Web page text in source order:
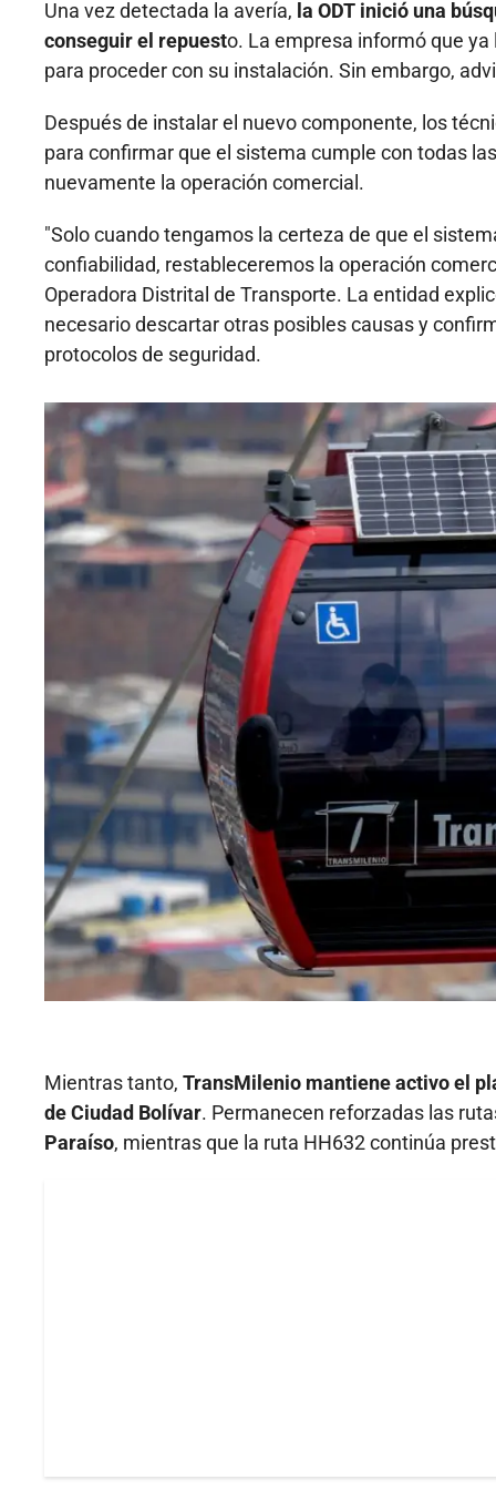
Una vez detectada la avería, la ODT inició una
conseguir el repuesto. La empresa informó que
para proceder con su instalación. Sin embargo,
Después de instalar el nuevo componente, los
para confirmar que el sistema cumple con todas
nuevamente la operación comercial.
"Solo cuando tengamos la certeza de que el
confiabilidad, restableceremos la operación
Operadora Distrital de Transporte. La entidad
necesario descartar otras posibles causas y
protocolos de seguridad.
Mientras tanto, TransMilenio mantiene activo el
de Ciudad Bolívar. Permanecen reforzadas las
Paraíso, mientras que la ruta HH632 continúa